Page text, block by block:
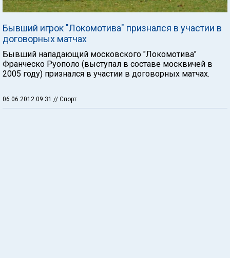
Бывший игрок "Локомотива" признался в участии в
договорных матчах
Бывший нападающий московского "Локомотива"
Франческо Руополо (выступал в составе москвичей в
2005 году) признался в участии в договорных матчах.
06.06.2012 09:31 // Спорт